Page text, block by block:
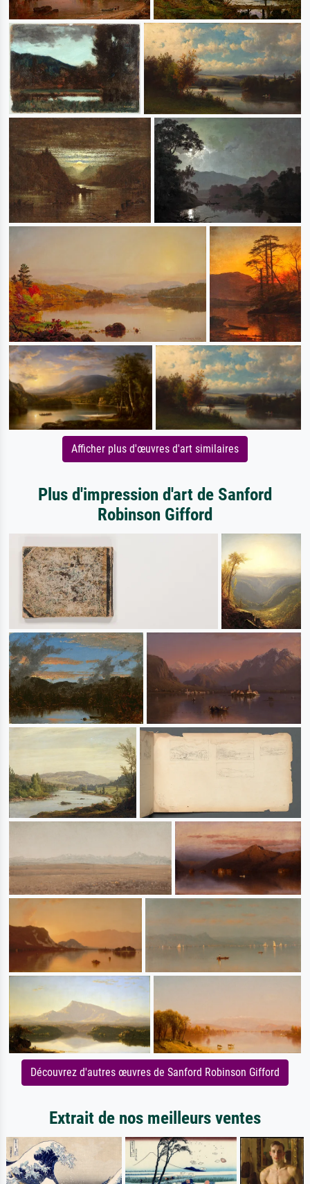
Afficher plus d'œuvres d'art similaires
Plus d'impression d'art de Sanford
Robinson Gifford
Découvrez d'autres œuvres de Sanford Robinson Gifford
Extrait de nos meilleurs ventes